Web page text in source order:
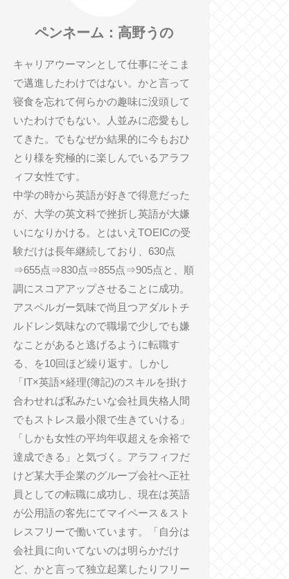
ペンネーム：高野うの
キャリアウーマンとして仕事にそこま
で邁進したわけではない。かと言って
寝食を忘れて何らかの趣味に没頭して
いたわけでもない。人並みに恋愛もし
てきた。でもなぜか結果的に今もおひ
とり様を究極的に楽しんでいるアラフ
ィフ女性です。
中学の時から英語が好きで得意だった
が、大学の英文科で挫折し英語が大嫌
いになりかける。とはいえTOEICの受
験だけは長年継続しており、630点
⇒655点⇒830点⇒855点⇒905点と、順
調にスコアアップさせることに成功。
アスペルガー気味で尚且つアダルトチ
ルドレン気味なので職場で少しでも嫌
なことがあると逃げるように転職す
る、を10回ほど繰り返す。しかし
「IT×英語×経理(簿記)のスキルを掛け
合わせれば私みたいな会社員失格人間
でもストレス最小限で生きていける」
「しかも女性の平均年収超えを余裕で
達成できる」と気づく。アラフィフだ
けど某大手企業のグループ会社へ正社
員としての転職に成功し、現在は英語
が公用語の客先にてマイペース＆スト
レスフリーで働いています。「自分は
会社員に向いてないのは明らかだけ
ど、かと言って独立起業したりフリー